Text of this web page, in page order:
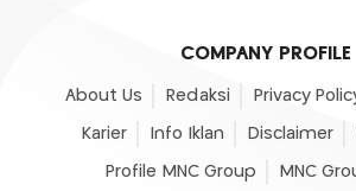
COMPANY PROFILE
About Us Redaksi Privacy
Karier Info Iklan Disclaimer
Profile MNC Group MNC